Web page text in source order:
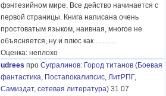
фэнтезийном мире. Все действо начинается с
первой страницы. Книга написана очень
простоватым языком, наивная, многое не
объясняется, ну и плюс как ………
Оценка: неплохо
udrees про Сугралинов: Город титанов (Боевая
фантастика, Постапокалипсис, ЛитРПГ,
Самиздат, сетевая литература) 31 07